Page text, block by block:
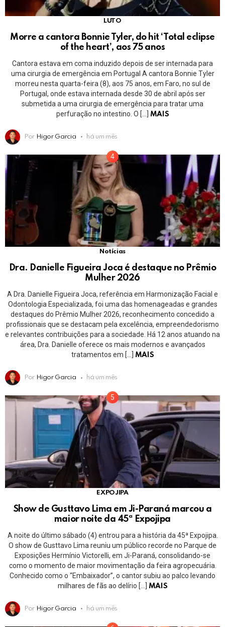
LUTO
Morre a cantora Bonnie Tyler, do hit ‘Total eclipse
of the heart’, aos 75 anos
Cantora estava em coma induzido depois de ser internada para
uma cirurgia de emergência em Portugal A cantora Bonnie Tyler
morreu nesta quarta-feira (8), aos 75 anos, em Faro, no sul de
Portugal, onde estava internada desde 30 de abril após ser
submetida a uma cirurgia de emergência para tratar uma
perfuração no intestino. O […]
MAIS
Por Higor Garcia há um mês
Notícias
Dra. Danielle Figueira Joca é destaque no Prêmio
Mulher 2026
A Dra. Danielle Figueira Joca, referência em Harmonização Facial e
Odontologia Especializada, foi uma das homenageadas e grandes
destaques do Prêmio Mulher 2026, reconhecimento concedido a
profissionais que se destacam pela excelência, empreendedorismo
e relevantes contribuições para a sociedade. Há 12 anos atuando na
área, Dra. Danielle oferece os mais modernos e avançados
tratamentos em […]
MAIS
Por Higor Garcia há um mês
EXPOJIPA
Show de Gusttavo Lima em Ji-Paraná marcou a
maior noite da 45ª Expojipa
A noite do último sábado (4) entrou para a história da 45ª Expojipa.
O show de Gusttavo Lima reuniu um público recorde no Parque de
Exposições Hermínio Victorelli, em Ji-Paraná, consolidando-se
como o momento de maior movimentação da feira agropecuária.
Conhecido como o “Embaixador”, o cantor subiu ao palco levando
milhares de fãs ao delírio […]
MAIS
Por Higor Garcia há um mês